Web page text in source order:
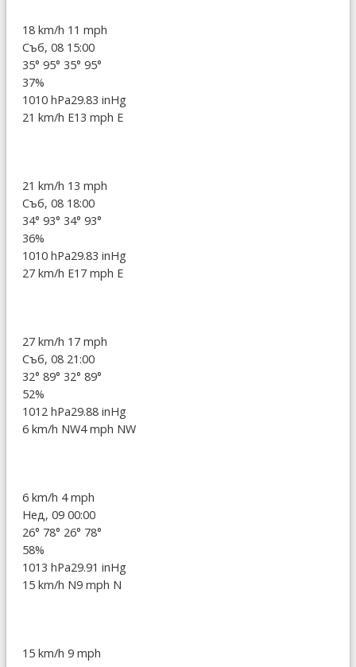
18 km/h 11 mph
Съб, 08 15:00
35° 95° 35° 95°
37%
1010 hPa29.83 inHg
21 km/h E13 mph E
21 km/h 13 mph
Съб, 08 18:00
34° 93° 34° 93°
36%
1010 hPa29.83 inHg
27 km/h E17 mph E
27 km/h 17 mph
Съб, 08 21:00
32° 89° 32° 89°
52%
1012 hPa29.88 inHg
6 km/h NW4 mph NW
6 km/h 4 mph
Нед, 09 00:00
26° 78° 26° 78°
58%
1013 hPa29.91 inHg
15 km/h N9 mph N
15 km/h 9 mph